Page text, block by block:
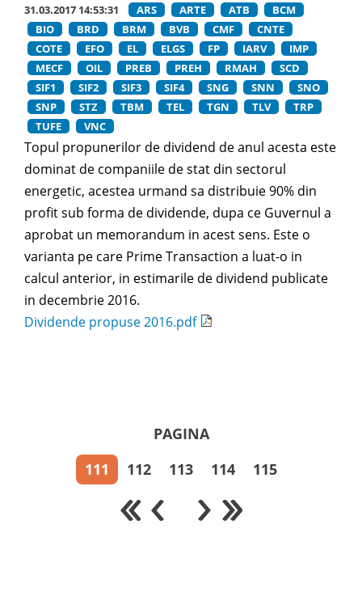
31.03.2017 14:53:31 ARS ARTE ATB
BCM
BIO
BRD BRM BVB CMF
CNTE
COTE
EFO EL ELGS FP IARV
IMP
MECF
OIL PREB PREH RMAH
SCD
SIF1
SIF2 SIF3 SIF4 SNG SNN
SNO
SNP
STZ TBM TEL TGN TLV
TRP
TUFE
VNC
Topul propunerilor de dividend de anul acesta este
dominat de companiile de stat din sectorul
energetic, acestea urmand sa distribuie 90% din
profit sub forma de dividende, dupa ce Guvernul a
aprobat un memorandum in acest sens. Este o
varianta pe care Prime Transaction a luat-o in
calcul anterior, in estimarile de dividend publicate
in decembrie 2016.
Dividende propuse 2016.pdf
PAGINA
111
112 113 114 115